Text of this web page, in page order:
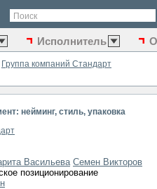
Поиск
Исполнитель
Группа компаний Стандарт
нейминг, стиль, упаковка
Васильева Семен Викторов
позиционирование